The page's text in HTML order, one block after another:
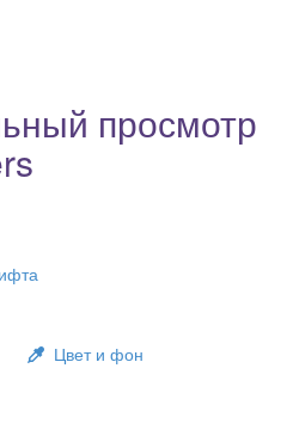
просмотр
Цвет и фон